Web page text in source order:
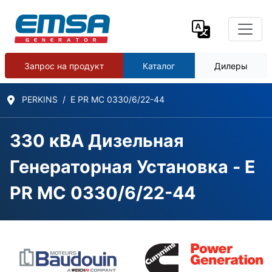
Запрос на продукт Каталог Дилеры
PERKINS E PR MC 0330/6/22-44
330 кВА Дизельная
Генераторная Установка - E
PR MC 0330/6/22-44